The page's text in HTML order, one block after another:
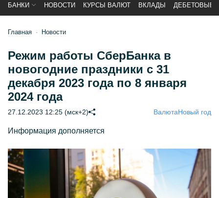
БАНКИ НОВОСТИ КУРСЫ ВАЛЮТ ВКЛАДЫ ДЕБЕТОВЫЕ
Главная Новости
Режим работы СберБанка в
новогодние праздники с 31
декабря 2023 года по 8 января
2024 года
27.12.2023 12:25 (мск+2) ВалютаНовый год
Информация дополняется